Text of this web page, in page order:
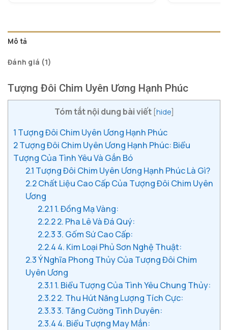
Mô tả
Đánh giá (1)
Tượng Đôi Chim Uyên Ương Hạnh Phúc
Tóm tắt nội dung bài viết hide]
1 Tượng Đôi Chim Uyên Ương Hạnh Phúc
2Tượng Đôi Chim Uyên Ương Hạnh Phúc: Biểu
Tượng Của Tình Yêu Và Gắn Bó
2.1 Tượng Đôi Chim Uyên Ương Hạnh Phúc Là Gì?
2.2Chất Liệu Cao Cấp Của Tượng Đôi Chim Uyên
Ương
2.2.1 1. Đồng Mạ Vàng:
2.2.22. Pha Lê Và Đá Quý:
2.2.33. Gốm Sứ Cao Cấp:
2.2.4 4. Kim Loại Phủ Sơn Nghệ Thuật:
2.3Ý Nghĩa Phong Thủy Của Tượng Đôi Chim
Uyên Ương
2.3.1 1. Biểu Tượng Của Tình Yêu Chung Thủy:
2.3.22. Thu Hút Năng Lượng Tích Cực:
2.3.33. Tăng Cường Tình Duyên:
2.3.4 4. Biểu Tượng May Mắn: